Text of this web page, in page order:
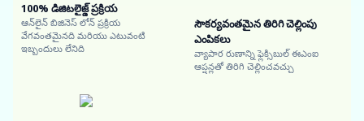
100% డిజిటలైజ్డ్ ప్రక్రియ
ఆన్‌లైన్ బిజినెస్ లోన్ ప్రక్రియ
వేగవంతమైనది మరియు ఎటువంటి
ఇబ్బందులు లేనిది
సౌకర్యవంతమైన తిరిగి చెల్లింపు
ఎంపికలు
వ్యాపార రుణాన్ని ఫ్లెక్సిబుల్ ఈఎంఐ
ఆప్షన్లతో తిరిగి చెల్లించవచ్చు